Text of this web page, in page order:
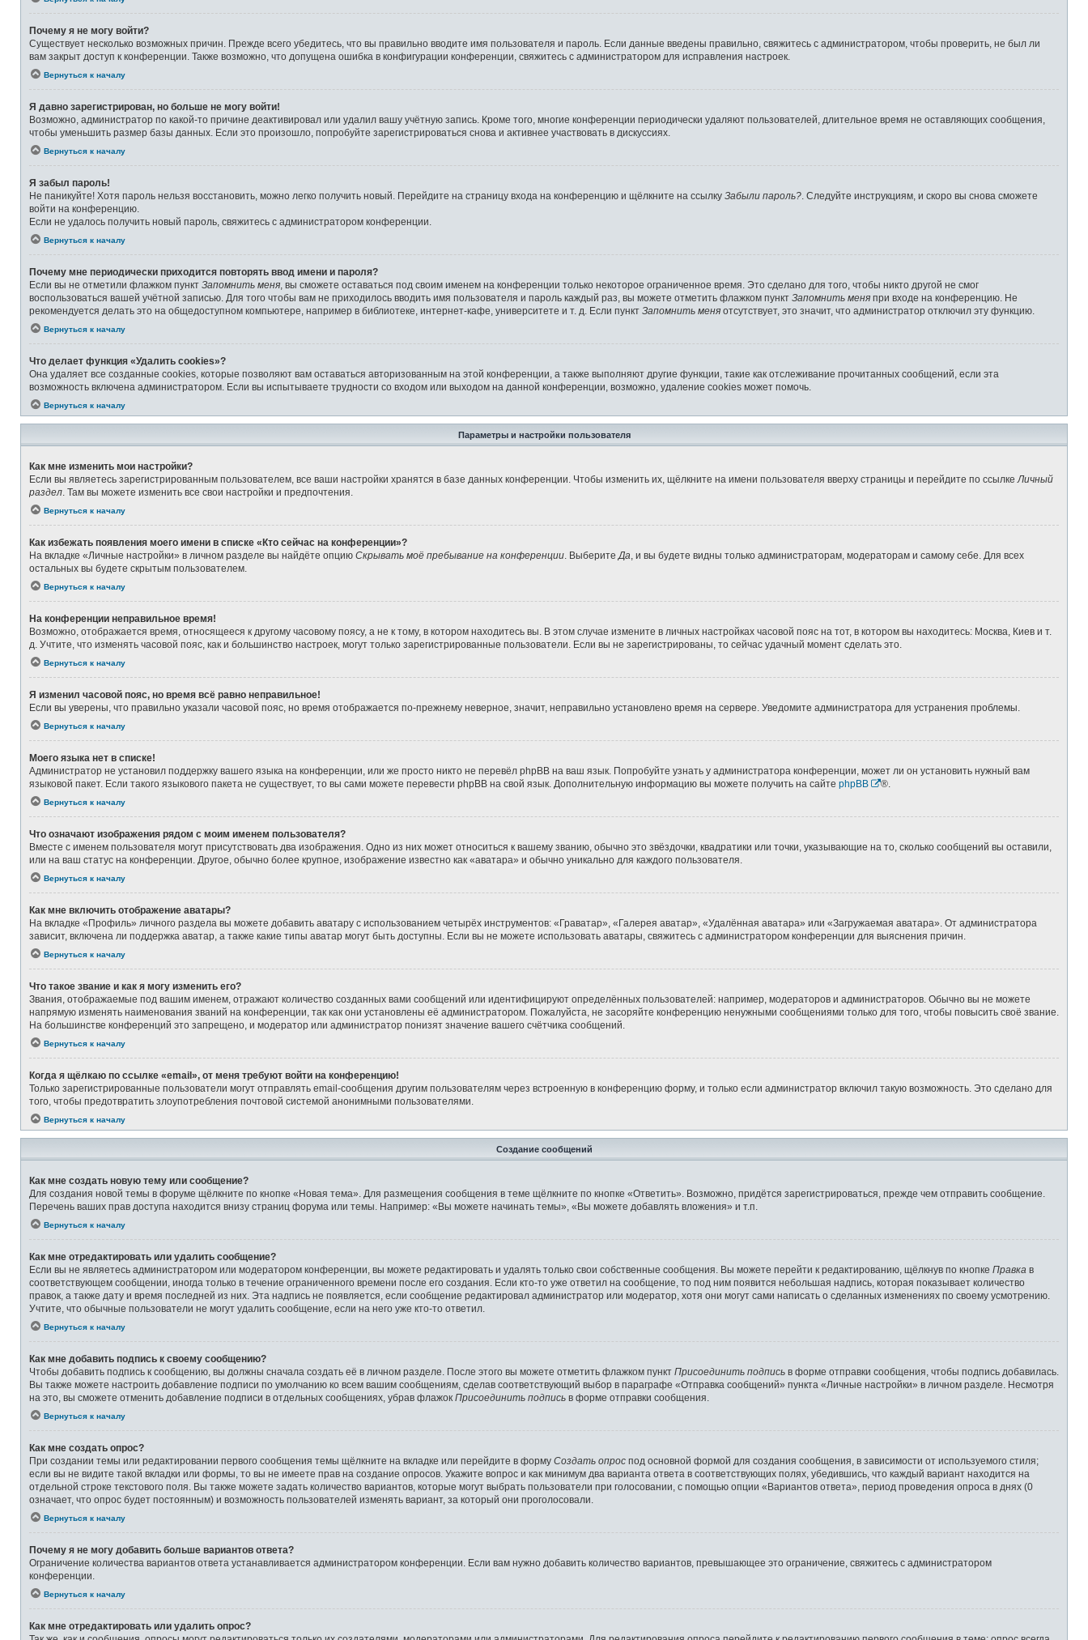
Почему я не могу войти?
Существует несколько возможных причин. Прежде всего убедитесь, что вы правильно вводите имя пользователя и пароль. Если данные введены правильно, свяжитесь с администратором, чтобы проверить, не был ли
вам закрыт доступ к конференции. Также возможно, что допущена ошибка в конфигурации конференции, свяжитесь с администратором для исправления настроек.
Вернуться к началу
Я давно зарегистрирован, но больше не могу войти!
Возможно, администратор по какой-то причине деактивировал или удалил вашу учётную запись. Кроме того, многие конференции периодически удаляют пользователей, длительное время не оставляющих сообщения,
чтобы уменьшить размер базы данных. Если это произошло, попробуйте зарегистрироваться снова и активнее участвовать в дискуссиях.
Вернуться к началу
Я забыл пароль!
Не паникуйте! Хотя пароль нельзя восстановить, можно легко получить новый. Перейдите на страницу входа на конференцию и щёлкните на ссылку Забыли пароль? . Следуйте инструкциям, и скоро вы снова сможете
войти на конференцию.
Если не удалось получить новый пароль, свяжитесь с администратором конференции.
Вернуться к началу
Почему мне периодически приходится повторять ввод имени и пароля?
Если вы не отметили флажком пункт Запомнить меня , вы сможете оставаться под своим именем на конференции только некоторое ограниченное время. Это сделано для того, чтобы никто другой не смог
воспользоваться вашей учётной записью. Для того чтобы вам не приходилось вводить имя пользователя и пароль каждый раз, вы можете отметить флажком пункт Запомнить меня при входе на конференцию. Не
рекомендуется делать это на общедоступном компьютере, например в библиотеке, интернет-кафе, университете и т. д. Если пункт Запомнить меня отсутствует, это значит, что администратор отключил эту функцию.
Вернуться к началу
Что делает функция «Удалить cookies»?
Она удаляет все созданные cookies, которые позволяют вам оставаться авторизованным на этой конференции, а также выполняют другие функции, такие как отслеживание прочитанных сообщений, если эта
возможность включена администратором. Если вы испытываете трудности со входом или выходом на данной конференции, возможно, удаление cookies может помочь.
Вернуться к началу
Параметры и настройки пользователя
Как мне изменить мои настройки?
Если вы являетесь зарегистрированным пользователем, все ваши настройки хранятся в базе данных конференции. Чтобы изменить их, щёлкните на имени пользователя вверху страницы и перейдите по ссылке Личный
раздел . Там вы можете изменить все свои настройки и предпочтения.
Вернуться к началу
Как избежать появления моего имени в списке «Кто сейчас на конференции»?
На вкладке «Личные настройки» в личном разделе вы найдёте опцию Скрывать моё пребывание на конференции . Выберите Да , и вы будете видны только администраторам, модераторам и самому себе. Для всех
остальных вы будете скрытым пользователем.
Вернуться к началу
На конференции неправильное время!
Возможно, отображается время, относящееся к другому часовому поясу, а не к тому, в котором находитесь вы. В этом случае измените в личных настройках часовой пояс на тот, в котором вы находитесь: Москва, Киев и т.
д. Учтите, что изменять часовой пояс, как и большинство настроек, могут только зарегистрированные пользователи. Если вы не зарегистрированы, то сейчас удачный момент сделать это.
Вернуться к началу
Я изменил часовой пояс, но время всё равно неправильное!
Если вы уверены, что правильно указали часовой пояс, но время отображается по-прежнему неверное, значит, неправильно установлено время на сервере. Уведомите администратора для устранения проблемы.
Вернуться к началу
Моего языка нет в списке!
Администратор не установил поддержку вашего языка на конференции, или же просто никто не перевёл phpBB на ваш язык. Попробуйте узнать у администратора конференции, может ли он установить нужный вам
языковой пакет. Если такого языкового пакета не существует, то вы сами можете перевести phpBB на свой язык. Дополнительную информацию вы можете получить на сайте phpBB ®.
Вернуться к началу
Что означают изображения рядом с моим именем пользователя?
Вместе с именем пользователя могут присутствовать два изображения. Одно из них может относиться к вашему званию, обычно это звёздочки, квадратики или точки, указывающие на то, сколько сообщений вы оставили,
или на ваш статус на конференции. Другое, обычно более крупное, изображение известно как «аватара» и обычно уникально для каждого пользователя.
Вернуться к началу
Как мне включить отображение аватары?
На вкладке «Профиль» личного раздела вы можете добавить аватару с использованием четырёх инструментов: «Граватар», «Галерея аватар», «Удалённая аватара» или «Загружаемая аватара». От администратора
зависит, включена ли поддержка аватар, а также какие типы аватар могут быть доступны. Если вы не можете использовать аватары, свяжитесь с администратором конференции для выяснения причин.
Вернуться к началу
Что такое звание и как я могу изменить его?
Звания, отображаемые под вашим именем, отражают количество созданных вами сообщений или идентифицируют определённых пользователей: например, модераторов и администраторов. Обычно вы не можете
напрямую изменять наименования званий на конференции, так как они установлены её администратором. Пожалуйста, не засоряйте конференцию ненужными сообщениями только для того, чтобы повысить своё звание.
На большинстве конференций это запрещено, и модератор или администратор понизят значение вашего счётчика сообщений.
Вернуться к началу
Когда я щёлкаю по ссылке «email», от меня требуют войти на конференцию!
Только зарегистрированные пользователи могут отправлять email-сообщения другим пользователям через встроенную в конференцию форму, и только если администратор включил такую возможность. Это сделано для
того, чтобы предотвратить злоупотребления почтовой системой анонимными пользователями.
Вернуться к началу
Создание сообщений
Как мне создать новую тему или сообщение?
Для создания новой темы в форуме щёлкните по кнопке «Новая тема». Для размещения сообщения в теме щёлкните по кнопке «Ответить». Возможно, придётся зарегистрироваться, прежде чем отправить сообщение.
Перечень ваших прав доступа находится внизу страниц форума или темы. Например: «Вы можете начинать темы», «Вы можете добавлять вложения» и т.п.
Вернуться к началу
Как мне отредактировать или удалить сообщение?
Если вы не являетесь администратором или модератором конференции, вы можете редактировать и удалять только свои собственные сообщения. Вы можете перейти к редактированию, щёлкнув по кнопке Правка в
соответствующем сообщении, иногда только в течение ограниченного времени после его создания. Если кто-то уже ответил на сообщение, то под ним появится небольшая надпись, которая показывает количество
правок, а также дату и время последней из них. Эта надпись не появляется, если сообщение редактировал администратор или модератор, хотя они могут сами написать о сделанных изменениях по своему усмотрению.
Учтите, что обычные пользователи не могут удалить сообщение, если на него уже кто-то ответил.
Вернуться к началу
Как мне добавить подпись к своему сообщению?
Чтобы добавить подпись к сообщению, вы должны сначала создать её в личном разделе. После этого вы можете отметить флажком пункт Присоединить подпись в форме отправки сообщения, чтобы подпись добавилась.
Вы также можете настроить добавление подписи по умолчанию ко всем вашим сообщениям, сделав соответствующий выбор в параграфе «Отправка сообщений» пункта «Личные настройки» в личном разделе. Несмотря
на это, вы сможете отменить добавление подписи в отдельных сообщениях, убрав флажок Присоединить подпись в форме отправки сообщения.
Вернуться к началу
Как мне создать опрос?
При создании темы или редактировании первого сообщения темы щёлкните на вкладке или перейдите в форму Создать опрос под основной формой для создания сообщения, в зависимости от используемого стиля;
если вы не видите такой вкладки или формы, то вы не имеете прав на создание опросов. Укажите вопрос и как минимум два варианта ответа в соответствующих полях, убедившись, что каждый вариант находится на
отдельной строке текстового поля. Вы также можете задать количество вариантов, которые могут выбрать пользователи при голосовании, с помощью опции «Вариантов ответа», период проведения опроса в днях (0
означает, что опрос будет постоянным) и возможность пользователей изменять вариант, за который они проголосовали.
Вернуться к началу
Почему я не могу добавить больше вариантов ответа?
Ограничение количества вариантов ответа устанавливается администратором конференции. Если вам нужно добавить количество вариантов, превышающее это ограничение, свяжитесь с администратором
конференции.
Вернуться к началу
Как мне отредактировать или удалить опрос?